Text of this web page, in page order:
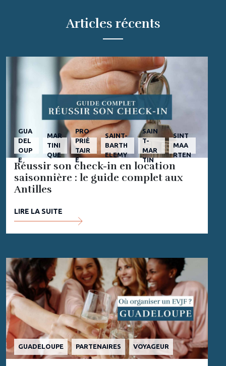
Articles récents
GUA
DEL
OUP
E
MAR
TINI
QUE
PRO
PRIÉ
TAIR
E
SAINT-
BARTH
ELEMY
SAIN
T-
MAR
TIN
SINT
MAA
RTEN
Réussir son check-in en location
saisonnière : le guide complet aux
Antilles
LIRE LA SUITE
GUADELOUPE PARTENAIRES VOYAGEUR